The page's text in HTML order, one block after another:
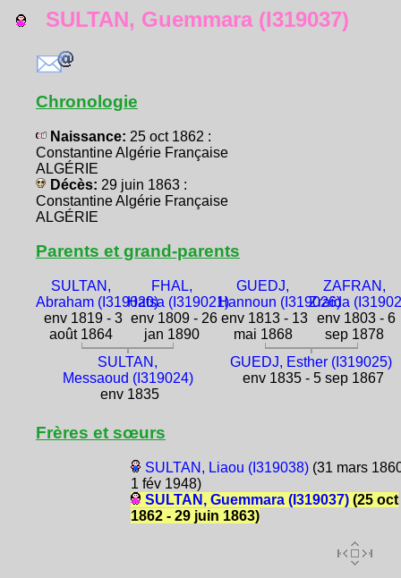
SULTAN, Guemmara (I319037)
Chronologie
Naissance: 25 oct 1862 :
Constantine Algérie Française
ALGÉRIE
Décès: 29 juin 1863 :
Constantine Algérie Française
ALGÉRIE
Parents et grand-parents
SULTAN,
Abraham (I319020)
env 1819 - 3
août 1864
FHAL,
Hafsa (I319021)
env 1809 - 26
jan 1890
GUEDJ,
Hannoun (I319026)
env 1813 - 13
mai 1868
ZAFRAN,
Zraïda
env 1803 - 6
sep 1878
SULTAN,
Messaoud (I319024)
env 1835
GUEDJ, Esther (I319025)
env 1835 - 5 sep 1867
Frères et sœurs
SULTAN, Liaou (I319038)(31 mars
1 fév 1948)
SULTAN, Guemmara (I319037)(25 oct
1862 - 29 juin 1863)